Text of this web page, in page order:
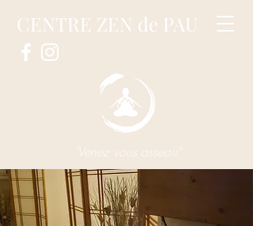
CENTRE ZEN de PAU
"Venez vous asseoir"